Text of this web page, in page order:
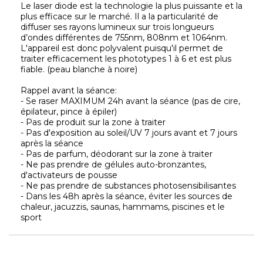
Le laser diode est la technologie la plus puissante et la
plus efficace sur le marché. Il a la particularité de
diffuser ses rayons lumineux sur trois longueurs
d’ondes différentes de 755nm, 808nm et 1064nm.
L'appareil est donc polyvalent puisqu'il permet de
traiter efficacement les phototypes 1 à 6 et est plus
fiable. (peau blanche à noire)
Rappel avant la séance:
- Se raser MAXIMUM 24h avant la séance (pas de cire,
épilateur, pince à épiler)
- Pas de produit sur la zone à traiter
- Pas d'exposition au soleil/UV 7 jours avant et 7 jours
après la séance
- Pas de parfum, déodorant sur la zone à traiter
- Ne pas prendre de gélules auto-bronzantes,
d'activateurs de pousse
- Ne pas prendre de substances photosensibilisantes
- Dans les 48h après la séance, éviter les sources de
chaleur, jacuzzis, saunas, hammams, piscines et le
sport